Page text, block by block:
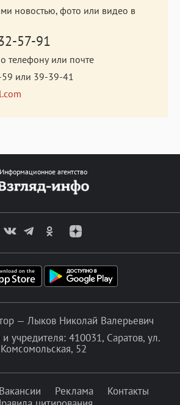
новостью, фото или видео в
57-91
телефону или почте
или 39-39-41
Информационное агентство
— Лыков Николай Валерьевич
учредителя: 410031, Саратов, ул.
Комсомольская, 52
Вакансии Реклама
Контакты